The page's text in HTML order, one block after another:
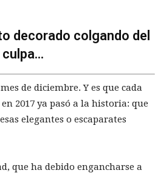
decorado colgando del
de diciembre. Y es que cada
2017 ya pasó a la historia: que
elegantes o escaparates
que ha debido engancharse a